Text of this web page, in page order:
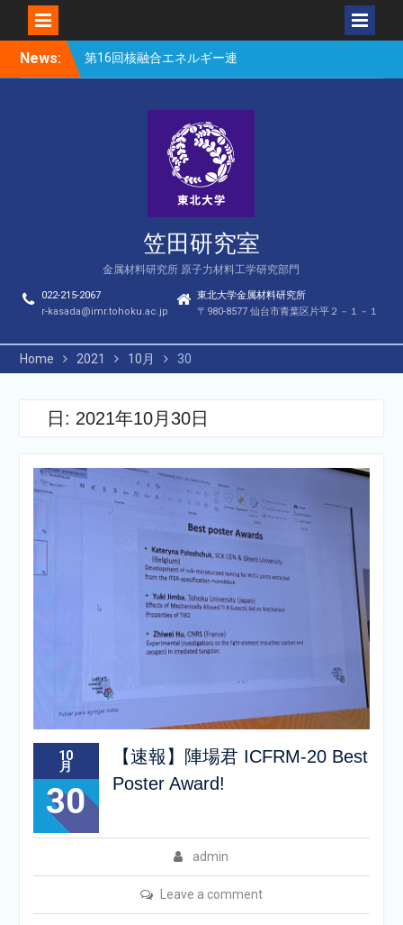
News:
第16回核融合エネルギー連
合講演会（笠田、Park、
村、Lee、He、Bae）
楽しい理科のはなし（仙台
市立松森小学校）
第16回核融合エネルギー連
合講演会若手優秀発表賞
笠田研究室
金属材料研究所 原子力材料工学研究部門
022-215-2067
r-kasada@imr.tohoku.ac.jp
東北大学金属材料研究所
〒980-8577 仙台市青葉区片平２－１－１
Home 2021 10月 30
日: 2021年10月30日
10
月
30
【速報】陣場君 ICFRM-20 Best
Poster Award!
admin
Leave a comment